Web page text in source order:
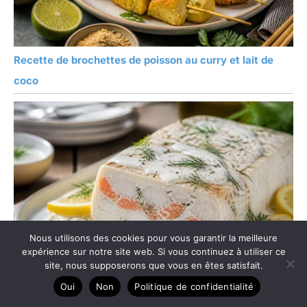
maintenir votre cuillère
robuste et élégante,
nous vous
recommandons de les
laver légèrement à l'eau
sans détergent puis de la
sécher immédiatement.
Ne jamais passer pas au
lave-vaisselle!
Recette de brochettes de poisson au curry et lait de
coco
Recette de terrine de poisson facile et savoureuse
Nous utilisons des cookies pour vous garantir la meilleure
expérience sur notre site web. Si vous continuez à utiliser ce
site, nous supposerons que vous en êtes satisfait.
Oui
Non Politique de confidentialité